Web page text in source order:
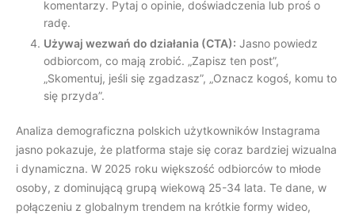
komentarzy. Pytaj o opinie, doświadczenia lub proś o
radę.
Używaj wezwań do działania (CTA): Jasno powiedz
odbiorcom, co mają zrobić. „Zapisz ten post”,
„Skomentuj, jeśli się zgadzasz”, „Oznacz kogoś, komu to
się przyda”.
Analiza demograficzna polskich użytkowników Instagrama
jasno pokazuje, że platforma staje się coraz bardziej wizualna
i dynamiczna. W 2025 roku większość odbiorców to młode
osoby, z dominującą grupą wiekową 25-34 lata. Te dane, w
połączeniu z globalnym trendem na krótkie formy wideo,